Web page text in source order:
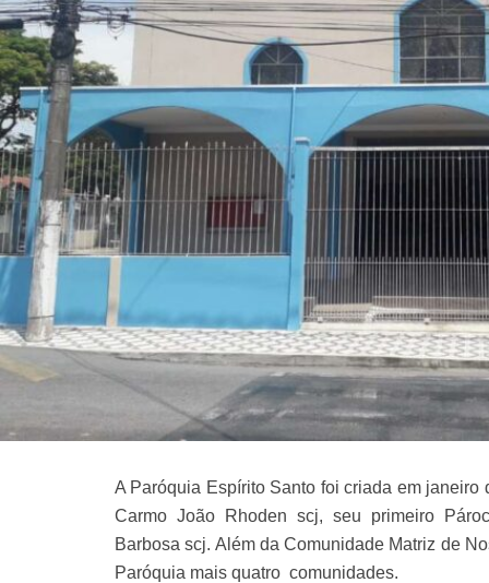
A Paróquia Espírito Santo foi criada em
Carmo João Rhoden scj, seu primeiro
Barbosa scj. Além da Comunidade Matriz de
Paróquia mais quatro comunidades.